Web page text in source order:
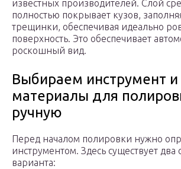
известных производителей. Слой
полностью покрывает кузов,
трещинки, обеспечивая идеально
поверхность. Это обеспечивает
роскошный вид.
Выбираем инструмент и
материалы для
ручную
Перед началом полировки нужно
инструментом. Здесь существует два
варианта: